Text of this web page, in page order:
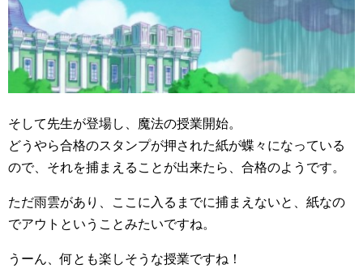
そして先生が登場し、魔法の授業開始。
どうやら合格のスタンプが押された紙が蝶々になっている
ので、それを捕まえることが出来たら、合格のようです。
ただ雨雲があり、ここに入るまでに捕まえないと、紙なの
でアウトということみたいですね。
うーん、何とも楽しそうな授業ですね！